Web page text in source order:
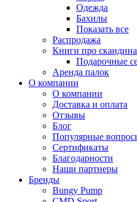
Одежда
Бахилы
Показать все
Распродажа
Книги про
Подарочные
Аренда палок
О компании
О компании
Доставка и оплата
Отзывы
Блог
Популярные
Сертификаты
Благодарности
Наши партнеры
Бренды
Bungy Pump